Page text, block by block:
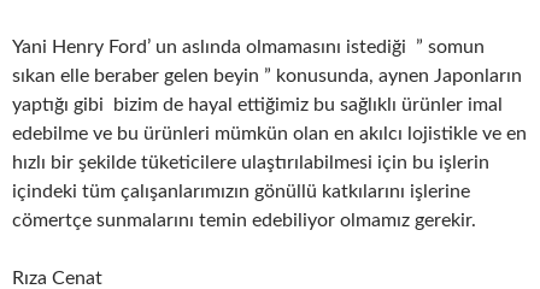
Yani Henry Ford’ un aslında olmamasını istediği ” somun
sıkan elle beraber gelen beyin ” konusunda, aynen Japonların
yaptığı gibi bizim de hayal ettiğimiz bu sağlıklı ürünler imal
edebilme ve bu ürünleri mümkün olan en akılcı lojistikle ve en
hızlı bir şekilde tüketicilere ulaştırılabilmesi için bu işlerin
içindeki tüm çalışanlarımızın gönüllü katkılarını işlerine
cömertçe sunmalarını temin edebiliyor olmamız gerekir.
Rıza Cenat